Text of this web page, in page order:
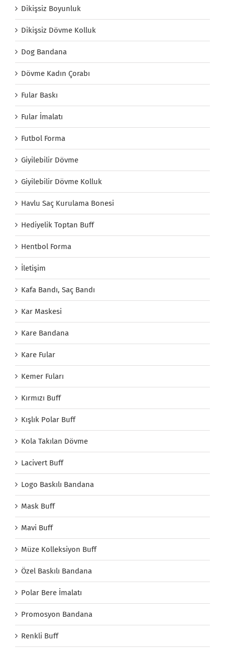
Dikişsiz Boyunluk
Dikişsiz Dövme Kolluk
Dog Bandana
Dövme Kadın Çorabı
Fular Baskı
Fular İmalatı
Futbol Forma
Giyilebilir Dövme
Giyilebilir Dövme Kolluk
Havlu Saç Kurulama Bonesi
Hediyelik Toptan Buff
Hentbol Forma
İletişim
Kafa Bandı, Saç Bandı
Kar Maskesi
Kare Bandana
Kare Fular
Kemer Fuları
Kırmızı Buff
Kışlık Polar Buff
Kola Takılan Dövme
Lacivert Buff
Logo Baskılı Bandana
Mask Buff
Mavi Buff
Müze Kolleksiyon Buff
Özel Baskılı Bandana
Polar Bere İmalatı
Promosyon Bandana
Renkli Buff